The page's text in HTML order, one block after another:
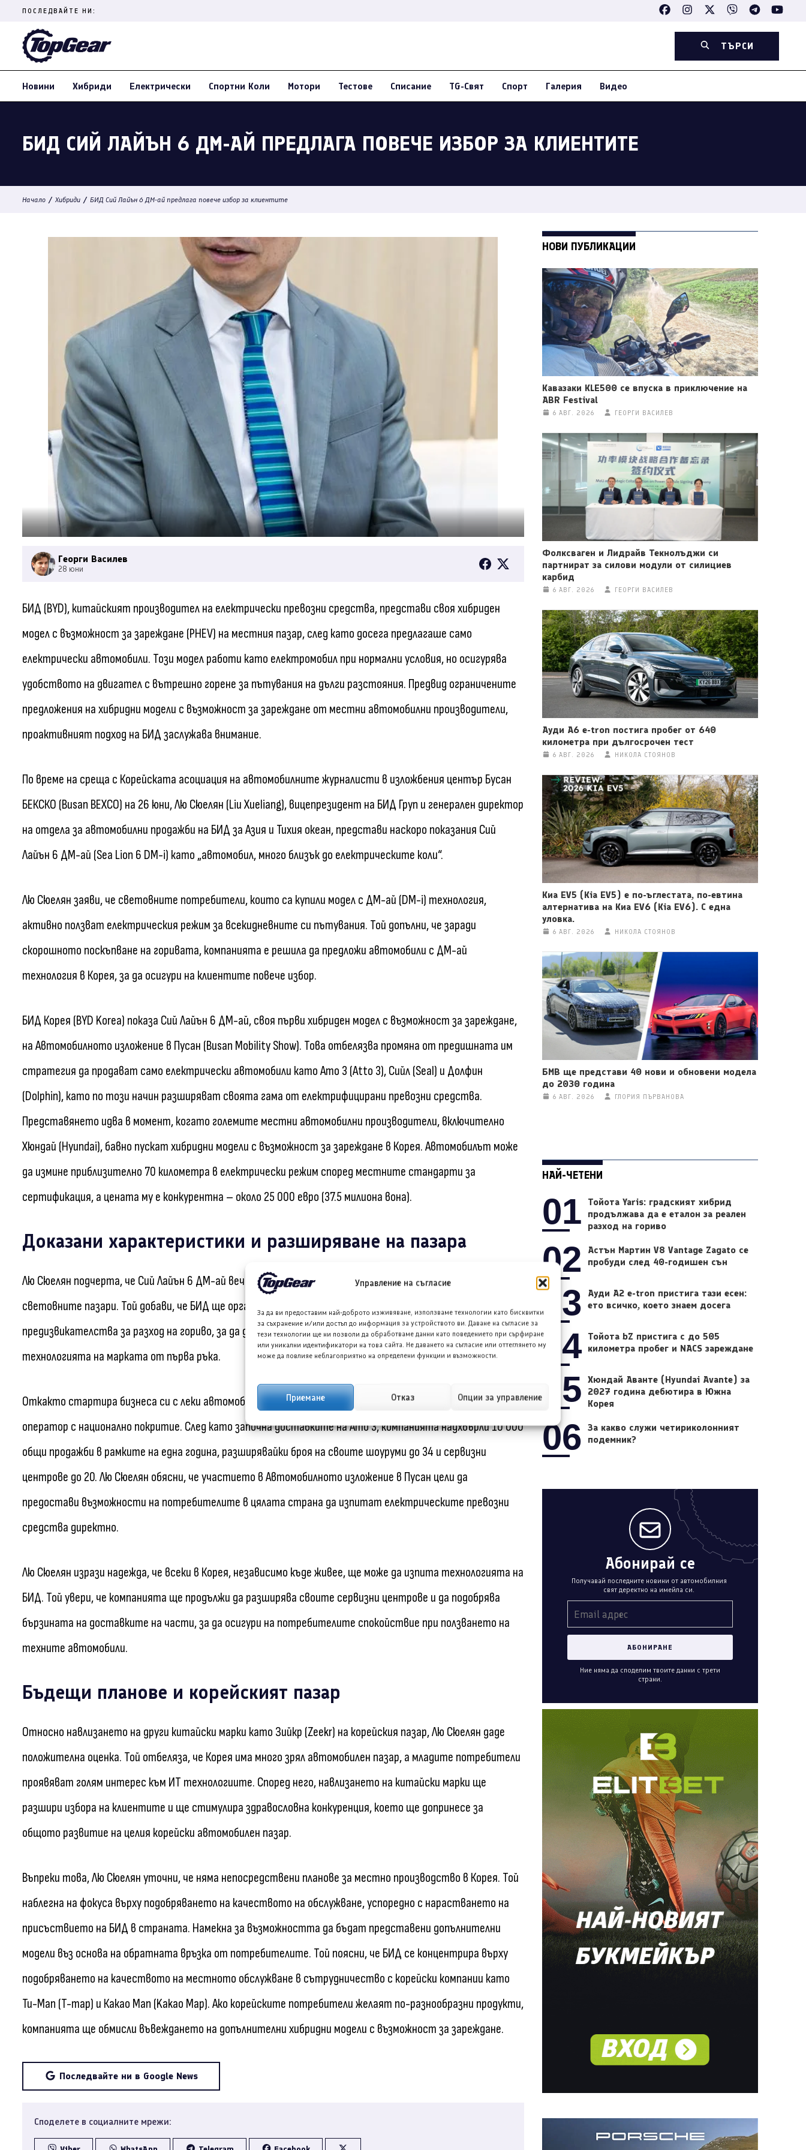
Управление на съгласие
За да ви предоставим най-доброто изживяване, използваме технологии като бисквитки
за съхранение и/или достъп до информация за устройството ви. Даване на съгласие за
тези технологии ще ни позволи да обработваме данни като поведението при сърфиране
или уникални идентификатори на това сайта. Не даването на съгласие или оттеглянето му
може да повлияе неблагоприятно на определени функции и възможности.
Приемане Отказ Опции за управление
content
(Press
ПОСЛЕДВАЙТЕ НИ:
ТЪРСИ
Новини Хибриди Електрически Спортни Коли Мотори Тестове Списание TG-Свят Спорт Галерия Видео
БИД СИЙ ЛАЙЪН 6 ДМ-АЙ ПРЕДЛАГА ПОВЕЧЕ ИЗБОР ЗА КЛИЕНТИТЕ
Начало / Хибриди / БИД Сий Лайън 6 ДМ-ай предлага повече избор за клиентите
Георги Василев
28 юни
БИД (BYD), китайският производител на електрически превозни средства, представи своя хибриден
модел с възможност за зареждане (PHEV) на местния пазар, след като досега предлагаше само
електрически автомобили. Този модел работи като електромобил при нормални условия, но осигурява
удобството на двигател с вътрешно горене за пътувания на дълги разстояния. Предвид ограничените
предложения на хибридни модели с възможност за зареждане от местни автомобилни производители,
проактивният подход на БИД заслужава внимание.
По време на среща с Корейската асоциация на автомобилните журналисти в изложбения център Бусан
БЕКСКО (Busan BEXCO) на 26 юни, Лю Сюелян (Liu Xueliang), вицепрезидент на БИД Груп и генерален директор
на отдела за автомобилни продажби на БИД за Азия и Тихия океан, представи наскоро показания Сий
Лайън 6 ДМ-ай (Sea Lion 6 DM-i) като „автомобил, много близък до електрическите коли“.
Лю Сюелян заяви, че световните потребители, които са купили модел с ДМ-ай (DM-i) технология,
активно ползват електрическия режим за всекидневните си пътувания. Той допълни, че заради
скорошното поскъпване на горивата, компанията е решила да предложи автомобили с ДМ-ай
технология в Корея, за да осигури на клиентите повече избор.
БИД Корея (BYD Korea) показа Сий Лайън 6 ДМ-ай, своя първи хибриден модел с възможност за зареждане,
на Автомобилното изложение в Пусан (Busan Mobility Show). Това отбелязва промяна от предишната им
стратегия да продават само електрически автомобили като Ато 3 (Atto 3), Сийл (Seal) и Долфин
(Dolphin), като по този начин разширяват своята гама от електрифицирани превозни средства.
Представянето идва в момент, когато големите местни автомобилни производители, включително
Хюндай (Hyundai), бавно пускат хибридни модели с възможност за зареждане в Корея. Автомобилът може
да измине приблизително 70 километра в електрически режим според местните стандарти за
сертификация, а цената му е конкурентна – около 25 000 евро (37.5 милиона вона).
Доказани характеристики и разширяване на пазара
Лю Сюелян подчерта, че Сий Лайън 6 ДМ-ай вече е доказал своите характеристики и издръжливост на
световните пазари. Той добави, че БИД ще организира национални тестови шофирания и
предизвикателства за разход на гориво, за да даде възможност на повече потребители да изпитат
технологията на марката от първа ръка.
Откакто стартира бизнеса си с леки автомобили в Корея миналата година, БИД Корея се превърна в
оператор с национално покритие. След като започна доставките на Ато 3, компанията надхвърли 10 000
общи продажби в рамките на една година, разширявайки броя на своите шоуруми до 34 и сервизни
центрове до 20. Лю Сюелян обясни, че участието в Автомобилното изложение в Пусан цели да
предостави възможности на потребителите в цялата страна да изпитат електрическите превозни
средства директно.
Лю Сюелян изрази надежда, че всеки в Корея, независимо къде живее, ще може да изпита технологията на
БИД. Той увери, че компанията ще продължи да разширява своите сервизни центрове и да подобрява
бързината на доставките на части, за да осигури на потребителите спокойствие при ползването на
техните автомобили.
Бъдещи планове и корейският пазар
Относно навлизането на други китайски марки като Зийкр (Zeekr) на корейския пазар, Лю Сюелян даде
положителна оценка. Той отбеляза, че Корея има много зрял автомобилен пазар, а младите потребители
проявяват голям интерес към ИТ технологиите. Според него, навлизането на китайски марки ще
разшири избора на клиентите и ще стимулира здравословна конкуренция, което ще допринесе за
общото развитие на целия корейски автомобилен пазар.
Въпреки това, Лю Сюелян уточни, че няма непосредствени планове за местно производство в Корея. Той
наблегна на фокуса върху подобряването на качеството на обслужване, успоредно с нарастването на
присъствието на БИД в страната. Намекна за възможността да бъдат представени допълнителни
модели въз основа на обратната връзка от потребителите. Той поясни, че БИД се концентрира върху
подобряването на качеството на местното обслужване в сътрудничество с корейски компании като
Ти-Мап (T-map) и Какао Мап (Kakao Map). Ако корейските потребители желаят по-разнообразни продукти,
компанията ще обмисли въвеждането на допълнителни хибридни модели с възможност за зареждане.
Последвайте ни в Google News
Споделете в социалните мрежи:
НОВИ ПУБЛИКАЦИИ
Кавазаки KLE500 се впуска в приключение на
ABR Festival
6 АВГ. 2026 ГЕОРГИ ВАСИЛЕВ
Фолксваген и Лидрайв Текнолъджи си
партнират за силови модули от силициев
карбид
6 АВГ. 2026 ГЕОРГИ ВАСИЛЕВ
Ауди A6 e-tron постига пробег от 640
километра при дългосрочен тест
6 АВГ. 2026 НИКОЛА СТОЯНОВ
Киа EV5 (Kia EV5) е по-ъглестата, по-евтина
алтернатива на Киа EV6 (Kia EV6). С една
уловка.
6 АВГ. 2026 НИКОЛА СТОЯНОВ
БМВ ще представи 40 нови и обновени модела
до 2030 година
6 АВГ. 2026 ГЛОРИЯ ПЪРВАНОВА
НАЙ-ЧЕТЕНИ
01
Тойота Yaris: градският хибрид
продължава да е еталон за реален
разход на гориво
02
Астън Мартин V8 Vantage Zagato се
пробуди след 40-годишен сън
03
Ауди A2 e-tron пристига тази есен:
ето всичко, което знаем досега
04 Тойота bZ пристига с до 505
километра пробег и NACS зареждане
05 Хюндай Аванте (Hyundai Avante) за
2027 година дебютира в Южна
Корея
06 За какво служи четириколонният
подемник?
Абонирай се
Получавай последните новини от автомобилния
свят деректно на имейла си.
Ние няма да споделим твоите данни с трети
страни.